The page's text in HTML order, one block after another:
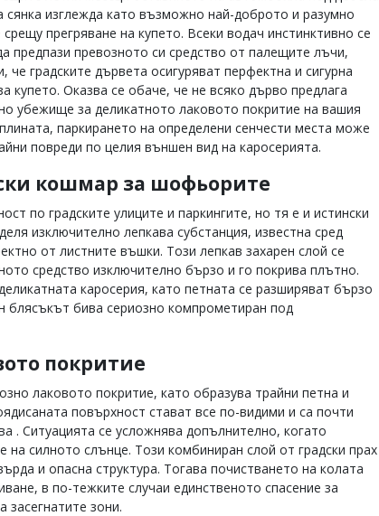
сянка изглежда като възможно най-доброто и разумно
прегряване на купето. Всеки водач инстинктивно се
предпази превозното си средство от палещите лъчи,
че градските дървета осигуряват перфектна и сигурна
купето. Оказва се обаче, че не всяко дърво предлага
убежище за деликатното лаковото покритие на вашия
паркирането на определени сенчести места може
повреди по целия външен вид на каросерията.
кошмар за шофьорите
по градските улиците и паркингите, но тя е и истински
изключително лепкава субстанция, известна сред
от листните въшки. Този лепкав захарен слой се
средство изключително бързо и го покрива плътно.
каросерия, като петната се разширяват бързо
блясъкът бива сериозно компрометиран под
покритие
лаковото покритие, като образува трайни петна и
повърхност стават все по-видими и са почти
. Ситуацията се усложнява допълнително, когато
силното слънце. Този комбиниран слой от градски прах
и опасна структура. Тогава почистването на колата
в по-тежките случаи единственото спасение за
засегнатите зони.